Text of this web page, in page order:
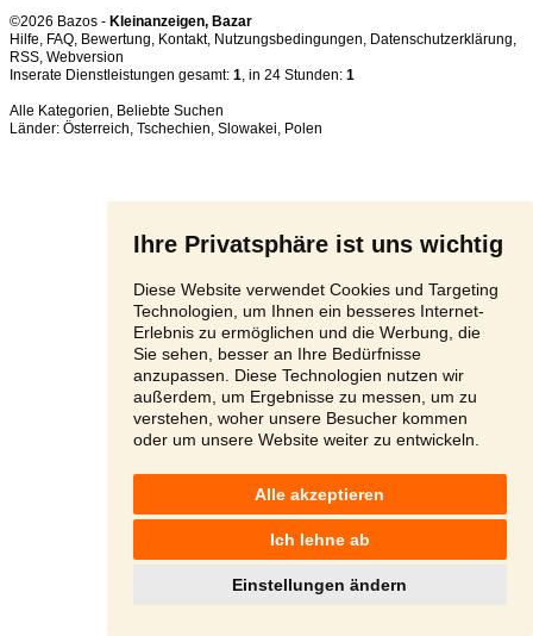
Ihre Privatsphäre ist uns wichtig
Diese Website verwendet Cookies und Targeting
Technologien, um Ihnen ein besseres Internet-
Erlebnis zu ermöglichen und die Werbung, die
Sie sehen, besser an Ihre Bedürfnisse
anzupassen. Diese Technologien nutzen wir
außerdem, um Ergebnisse zu messen, um zu
verstehen, woher unsere Besucher kommen
oder um unsere Website weiter zu entwickeln.
Alle akzeptieren
Ich lehne ab
Einstellungen ändern
©2026 Bazos - Kleinanzeigen, Bazar
Hilfe, FAQ, Bewertung, Kontakt, Nutzungsbedingungen, Datenschutzerklärung,
RSS,
Inserate Dienstleistungen gesamt: 1, in 24 Stunden: 1
Alle Kategorien, Beliebte Suchen
Länder: Österreich, Tschechien, Slowakei, Polen